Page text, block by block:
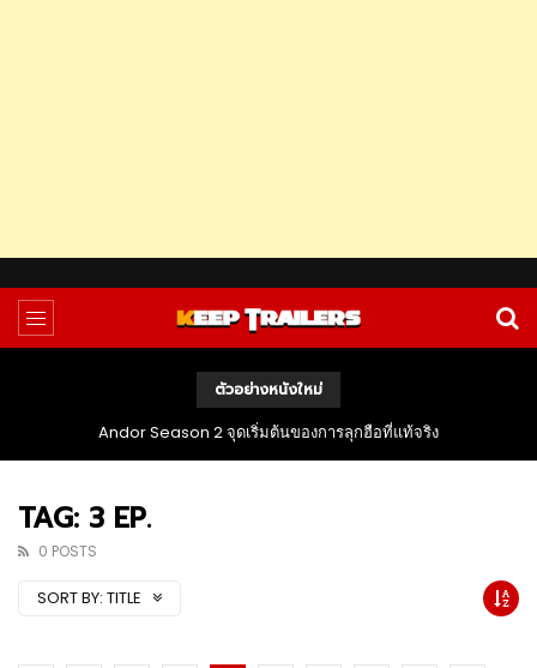
ตัวอย่างหนังใหม่
The Bondsman นักล่าปีศาจ กับหนี้บาปจากนรก
TAG: 3 EP.
0 POSTS
SORT BY: TITLE